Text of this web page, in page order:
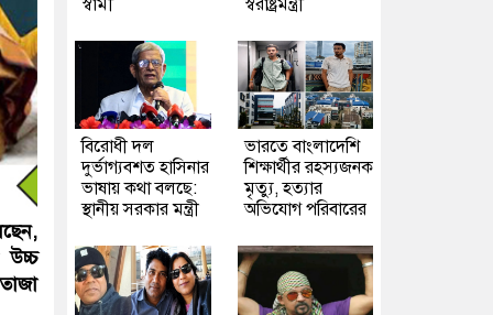
উচ্চ
স্বামী
স্বরাষ্ট্রমন্ত্রী
বিরোধী দল
দুর্ভাগ্যবশত হাসিনার
ভাষায় কথা বলছে:
স্থানীয় সরকার মন্ত্রী
ভারতে বাংলাদেশি
শিক্ষার্থীর রহস্যজনক
মৃত্যু, হত্যার
অভিযোগ পরিবারের